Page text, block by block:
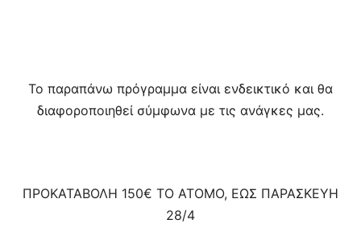
Το παραπάνω πρόγραμμα είναι ενδεικτικό και θα
διαφοροποιηθεί σύμφωνα με τις ανάγκες μας.
ΠΡΟΚΑΤΑΒΟΛΗ 150€ ΤΟ ΑΤΟΜΟ, ΕΩΣ ΠΑΡΑΣΚΕΥΗ
28/4